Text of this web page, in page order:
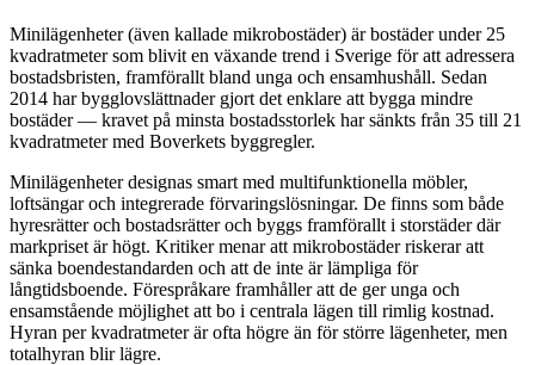
Minilägenheter (även kallade mikrobostäder) är bostäder under 25
kvadratmeter som blivit en växande trend i Sverige för att adressera
bostadsbristen, framförallt bland unga och ensamhushåll. Sedan
2014 har bygglovslättnader gjort det enklare att bygga mindre
bostäder — kravet på minsta bostadsstorlek har sänkts från 35 till 21
kvadratmeter med Boverkets byggregler.
Minilägenheter designas smart med multifunktionella möbler,
loftsängar och integrerade förvaringslösningar. De finns som både
hyresrätter och bostadsrätter och byggs framförallt i storstäder där
markpriset är högt. Kritiker menar att mikrobostäder riskerar att
sänka boendestandarden och att de inte är lämpliga för
långtidsboende. Förespråkare framhåller att de ger unga och
ensamstående möjlighet att bo i centrala lägen till rimlig kostnad.
Hyran per kvadratmeter är ofta högre än för större lägenheter, men
totalhyran blir lägre.